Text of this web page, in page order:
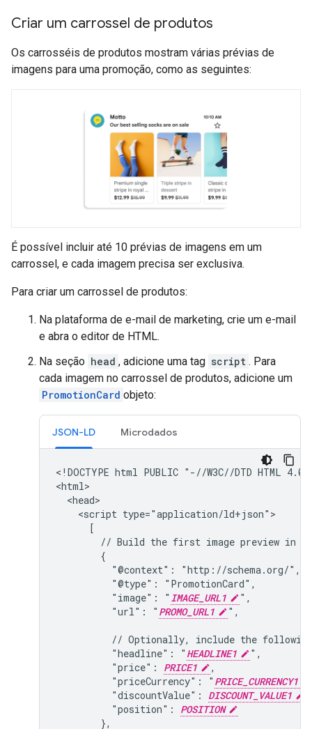
Criar um carrossel de produtos
Os carrosséis de produtos mostram várias prévias de
imagens para uma promoção, como as seguintes:
É possível incluir até 10 prévias de imagens em um
carrossel, e cada imagem precisa ser exclusiva.
Para criar um carrossel de produtos:
Na plataforma de e-mail de marketing, crie um e-mail
e abra o editor de HTML.
Na seção head , adicione uma tag script . Para
cada imagem no carrossel de produtos, adicione um
PromotionCard objeto:
JSON-LD Microdados
<!DOCTYPE html PUBLIC "-//W3C//DTD HTML
<html>
  <head>
    <script type="application/ld+json">
      [
// Build the first image preview in
        {
          "@context": "http://schema.org/",
          "@type": "PromotionCard",
          "image": "
IMAGE_URL1
",
          "url": "
PROMO_URL1 ",
// Optionally, include the
          "headline": "
HEADLINE1
",
          "price":
PRICE1
,
          "priceCurrency": "
PRICE_CURRENCY1
          "discountValue":
DISCOUNT_VALUE1
          "position":
POSITION
        },